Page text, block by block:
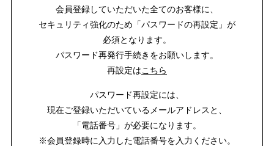
会員登録していただいた全てのお客様に、
セキュリティ強化のため「パスワードの再設定」が
必須となります。
パスワード再発行手続きをお願いします。
再設定はこちら
パスワード再設定には、
現在ご登録いただいているメールアドレスと、
「電話番号」が必要になります。
※会員登録時に入力した電話番号を入力ください。